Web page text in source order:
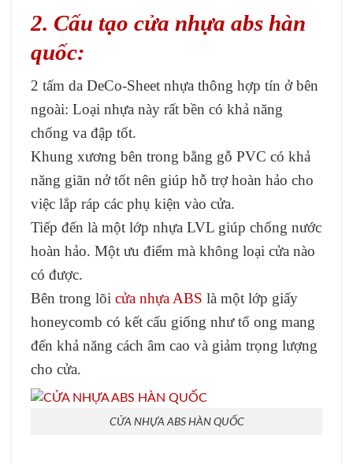
2. Cấu tạo cửa nhựa abs hàn
quốc:
2 tấm da DeCo-Sheet nhựa thông hợp tín ở bên
ngoài: Loại nhựa này rất bền có khả năng
chống va đập tốt.
Khung xương bên trong bằng gỗ PVC có khả
năng giãn nở tốt nên giúp hỗ trợ hoàn hảo cho
việc lắp ráp các phụ kiện vào cửa.
Tiếp đến là một lớp nhựa LVL giúp chống nước
hoàn hảo. Một ưu điểm mà không loại cửa nào
có được.
Bên trong lõi cửa nhựa ABS là một lớp giấy
honeycomb có kết cấu giống như tổ ong mang
đến khả năng cách âm cao và giảm trọng lượng
cho cửa.
CỬA NHỰA ABS HÀN QUỐC